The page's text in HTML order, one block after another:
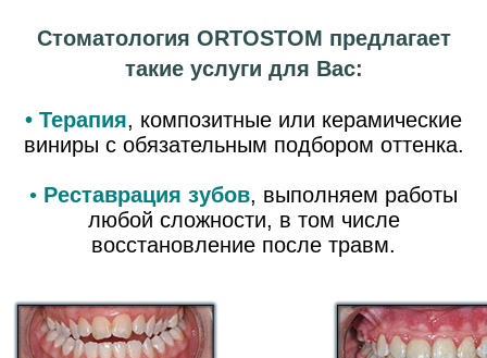
Стоматология ORTOSTOM предлагает
такие услуги для Вас:
• Терапия, композитные или керамические
виниры с обязательным подбором оттенка.
• Реставрация зубов, выполняем работы
любой сложности, в том числе
восстановление после травм.